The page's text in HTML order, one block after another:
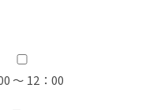
～ 12：00